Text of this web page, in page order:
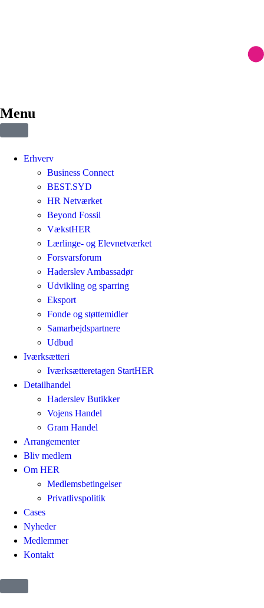
Menu
Erhverv
Business Connect
BEST.SYD
HR Netværket
Beyond Fossil
VækstHER
Lærlinge- og Elevnetværket
Forsvarsforum
Haderslev Ambassadør
Udvikling og sparring
Eksport
Fonde og støttemidler
Samarbejdspartnere
Udbud
Iværksætteri
Iværksætteretagen StartHER
Detailhandel
Haderslev Butikker
Vojens Handel
Gram Handel
Arrangementer
Bliv medlem
Om HER
Medlemsbetingelser
Privatlivspolitik
Cases
Nyheder
Medlemmer
Kontakt